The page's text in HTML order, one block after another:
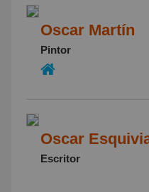
Oscar Martín
Pintor
Oscar
Escritor